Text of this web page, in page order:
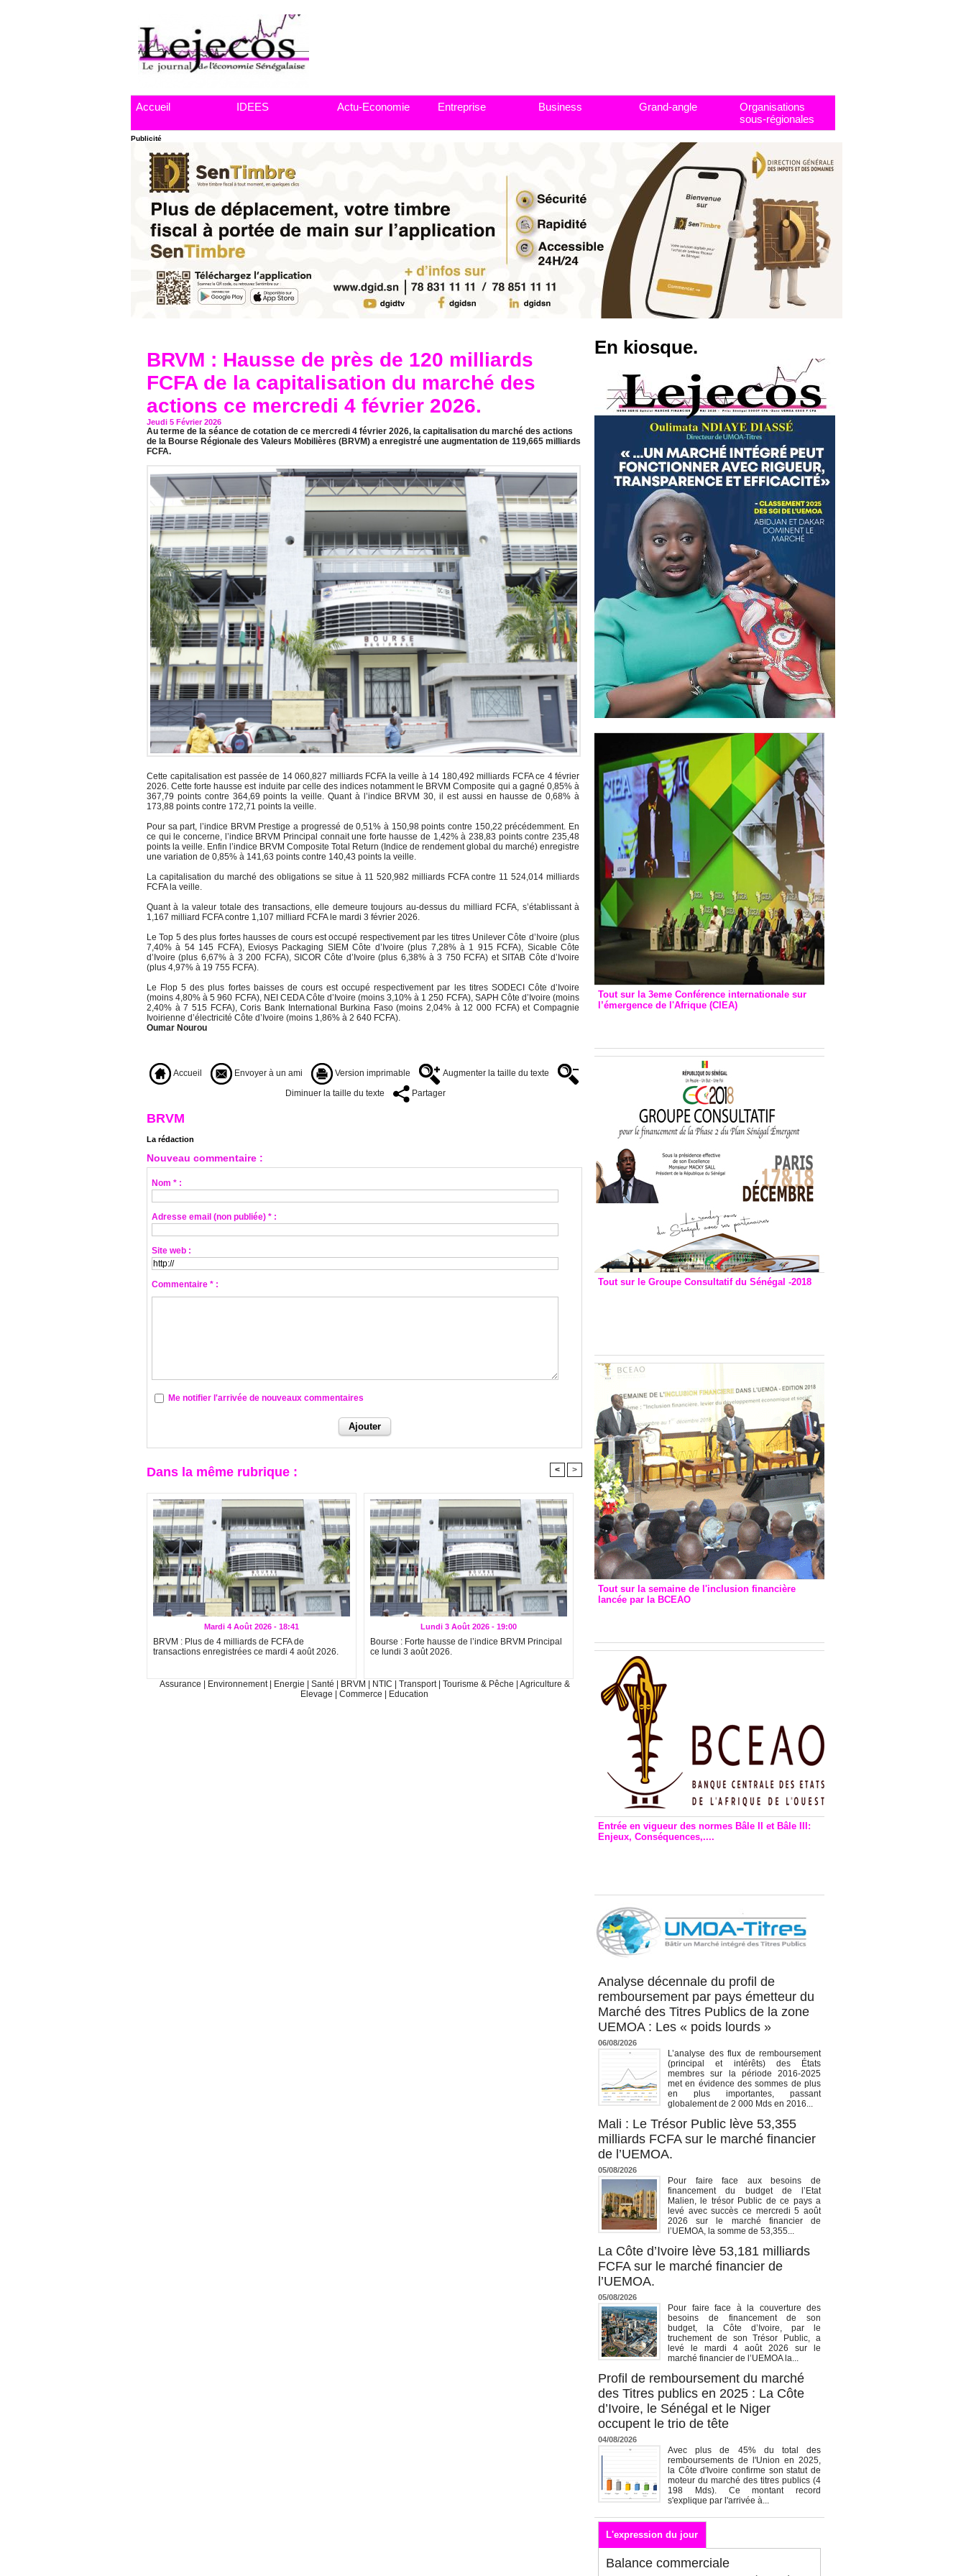
Accueil IDEES Actu-Economie Entreprise Business Grand-angle
Organisations
sous-régionales
Publicité
BRVM : Hausse de près de 120 milliards
FCFA de la capitalisation du marché des
actions ce mercredi 4 février 2026.
Jeudi 5 Février 2026
Au terme de la séance de cotation de ce mercredi 4 février 2026, la capitalisation du marché des actions
de la Bourse Régionale des Valeurs Mobilières (BRVM) a enregistré une augmentation de 119,665 milliards
FCFA.
Cette capitalisation est passée de 14 060,827 milliards FCFA la veille à 14 180,492 milliards FCFA ce 4 février
2026. Cette forte hausse est induite par celle des indices notamment le BRVM Composite qui a gagné 0,85% à
367,79 points contre 364,69 points la veille. Quant à l’indice BRVM 30, il est aussi en hausse de 0,68% à
173,88 points contre 172,71 points la veille.
Pour sa part, l’indice BRVM Prestige a progressé de 0,51% à 150,98 points contre 150,22 précédemment. En
ce qui le concerne, l’indice BRVM Principal connait une forte hausse de 1,42% à 238,83 points contre 235,48
points la veille. Enfin l’indice BRVM Composite Total Return (Indice de rendement global du marché) enregistre
une variation de 0,85% à 141,63 points contre 140,43 points la veille.
La capitalisation du marché des obligations se situe à 11 520,982 milliards FCFA contre 11 524,014 milliards
FCFA la veille.
Quant à la valeur totale des transactions, elle demeure toujours au-dessus du milliard FCFA, s’établissant à
1,167 milliard FCFA contre 1,107 milliard FCFA le mardi 3 février 2026.
Le Top 5 des plus fortes hausses de cours est occupé respectivement par les titres Unilever Côte d’Ivoire (plus
7,40% à 54 145 FCFA), Eviosys Packaging SIEM Côte d’Ivoire (plus 7,28% à 1 915 FCFA), Sicable Côte
d’Ivoire (plus 6,67% à 3 200 FCFA), SICOR Côte d’Ivoire (plus 6,38% à 3 750 FCFA) et SITAB Côte d’Ivoire
(plus 4,97% à 19 755 FCFA).
Le Flop 5 des plus fortes baisses de cours est occupé respectivement par les titres SODECI Côte d’Ivoire
(moins 4,80% à 5 960 FCFA), NEI CEDA Côte d’Ivoire (moins 3,10% à 1 250 FCFA), SAPH Côte d’Ivoire (moins
2,40% à 7 515 FCFA), Coris Bank International Burkina Faso (moins 2,04% à 12 000 FCFA) et Compagnie
Ivoirienne d’électricité Côte d’Ivoire (moins 1,86% à 2 640 FCFA).
Oumar Nourou
Accueil Envoyer à un ami Version imprimable
Augmenter la taille du texte
Diminuer la taille du texte
Partager
BRVM
La rédaction
Nouveau commentaire :
Nom * :
Adresse email (non publiée) * :
Site web :
Commentaire * :
Me notifier l'arrivée de nouveaux commentaires
Dans la même rubrique : < >
Mardi 4 Août 2026 - 18:41
BRVM : Plus de 4 milliards de FCFA de
transactions enregistrées ce mardi 4 août 2026.
Lundi 3 Août 2026 - 19:00
Bourse : Forte hausse de l’indice BRVM Principal
ce lundi 3 août 2026.
Assurance Environnement Energie Santé BRVM NTIC Transport Tourisme & Pêche
Agriculture &
Elevage
Commerce Education
En kiosque.
Tout sur la 3eme Conférence internationale sur
l’émergence de l'Afrique (CIEA)
Tout sur le Groupe Consultatif du Sénégal -2018
Tout sur la semaine de l'inclusion financière
lancée par la BCEAO
Entrée en vigueur des normes Bâle II et Bâle III:
Enjeux, Conséquences,....
Analyse décennale du profil de
remboursement par pays émetteur du
Marché des Titres Publics de la zone
UEMOA : Les « poids lourds »
06/08/2026
L’analyse des flux de remboursement
(principal et intérêts) des États
membres sur la période 2016-2025
met en évidence des sommes de plus
en plus importantes, passant
globalement de 2 000 Mds en 2016...
Mali : Le Trésor Public lève 53,355
milliards FCFA sur le marché financier
de l’UEMOA.
05/08/2026
Pour faire face aux besoins de
financement du budget de l’Etat
Malien, le trésor Public de ce pays a
levé avec succès ce mercredi 5 août
2026 sur le marché financier de
l’UEMOA, la somme de 53,355...
La Côte d’Ivoire lève 53,181 milliards
FCFA sur le marché financier de
l’UEMOA.
05/08/2026
Pour faire face à la couverture des
besoins de financement de son
budget, la Côte d’Ivoire, par le
truchement de son Trésor Public, a
levé le mardi 4 août 2026 sur le
marché financier de l’UEMOA la...
Profil de remboursement du marché
des Titres publics en 2025 : La Côte
d’Ivoire, le Sénégal et le Niger
occupent le trio de tête
04/08/2026
Avec plus de 45% du total des
remboursements de l'Union en 2025,
la Côte d'Ivoire confirme son statut de
moteur du marché des titres publics (4
198 Mds). Ce montant record
s'explique par l'arrivée à...
L'expression du jour
Balance commerciale